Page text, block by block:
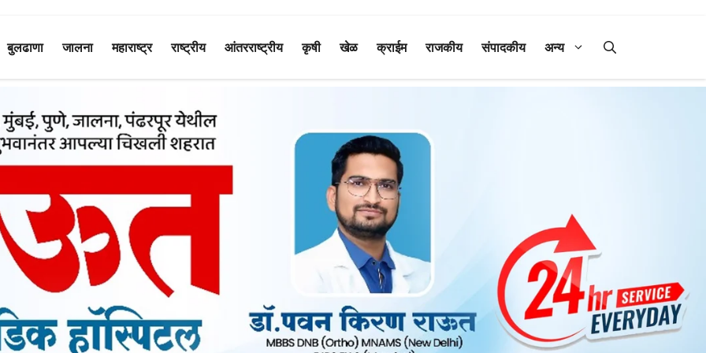
बुलढाणा जालना महाराष्ट्र राष्ट्रीय आंतरराष्ट्रीय कृषी खेळ क्राईम राजकीय संपादकीय अन्य